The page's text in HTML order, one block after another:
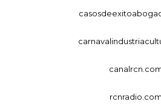
rcnradio.com